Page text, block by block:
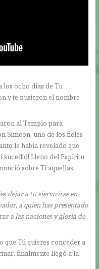
los ocho días de Tu
y te pusieron el nombre
al Templo para
Simeón, uno de los fieles
le había revelado que
sucedió! Lleno del Espíritu
sobre Ti aquellas
dejar a tu siervo irse en
a quien has presentado
a las naciones y gloria de
que Tú quieres conceder a
finalmente llegó a la